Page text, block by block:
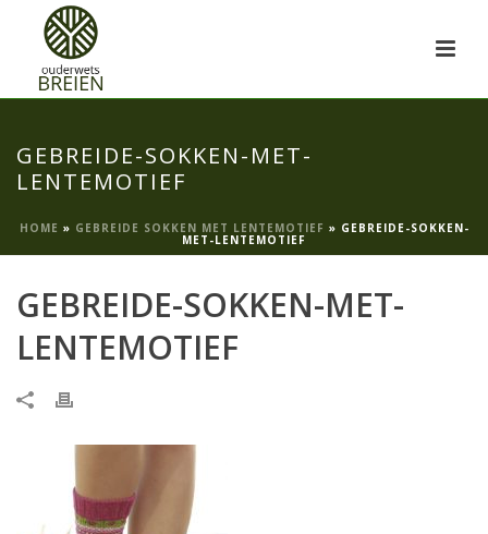
GEBREIDE-SOKKEN-MET-
LENTEMOTIEF
HOME » GEBREIDE SOKKEN MET LENTEMOTIEF » GEBREIDE-SOKKEN-
MET-LENTEMOTIEF
GEBREIDE-SOKKEN-MET-
LENTEMOTIEF